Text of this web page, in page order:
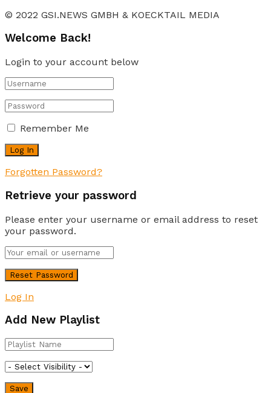
© 2022 GSI.NEWS GMBH & KOECKTAIL MEDIA
Welcome Back!
Login to your account below
Remember Me
Forgotten Password?
Retrieve your password
Please enter your username or email address to reset
your password.
Log In
Add New Playlist